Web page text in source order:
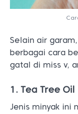
Selain air
berbagai cara
gatal di miss v,
1. Tea Tree Oil
Jenis minyak ini